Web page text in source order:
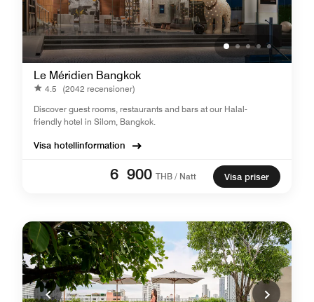
Le Méridien Bangkok
4.5
(2042 recensioner)
Discover guest rooms, restaurants and bars at our Halal-
friendly hotel in Silom, Bangkok.
Visa hotellinformation
6 900 THB / Natt Visa priser